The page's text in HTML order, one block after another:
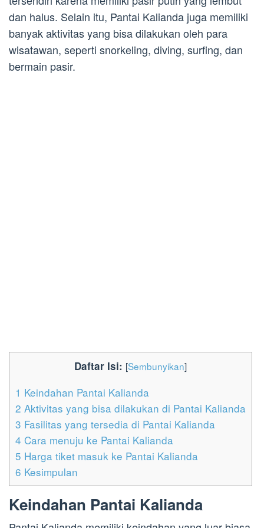
dan halus. Selain itu, Pantai Kalianda juga memiliki
banyak aktivitas yang bisa dilakukan oleh para
wisatawan, seperti snorkeling, diving, surfing, dan
bermain pasir.
Daftar Isi: [Sembunyikan]
1 Keindahan Pantai Kalianda
2 Aktivitas yang bisa dilakukan di Pantai Kalianda
3 Fasilitas yang tersedia di Pantai Kalianda
4 Cara menuju ke Pantai Kalianda
5 Harga tiket masuk ke Pantai Kalianda
6 Kesimpulan
Keindahan Pantai Kalianda